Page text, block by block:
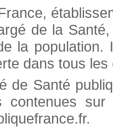
de la
la
dans tous
de Santé
contenues